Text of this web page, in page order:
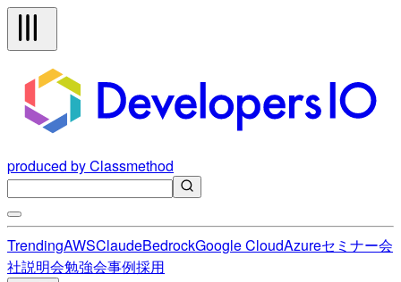
produced by Classmethod
TrendingAWSClaudeBedrockGoogle CloudAzureセミナー会
社説明会勉強会事例採用